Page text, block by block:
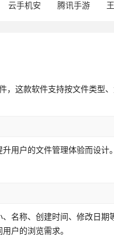
云手机安
腾讯手游
，这款软件支持按文件类型
用户的文件管理体验而设
名称、创建时间、修改日
户的浏览需求。